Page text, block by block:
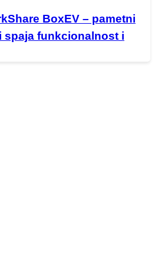
BoxEV – pametni
spaja funkcionalnost i